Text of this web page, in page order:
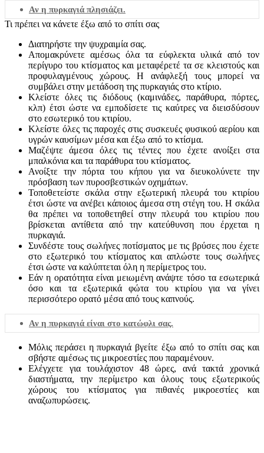
Αν η πυρκαγιά πλησιάζει.
Τι πρέπει να κάνετε έξω από το σπίτι σας
Διατηρήστε την ψυχραιμία σας.
Απομακρύνετε αμέσως όλα τα εύφλεκτα υλικά από τον
περίγυρο του κτίσματος και μεταφέρετέ τα σε κλειστούς και
προφυλαγμένους χώρους. Η ανάφλεξή τους μπορεί να
συμβάλει στην μετάδοση της πυρκαγιάς στο κτίριο.
Κλείστε όλες τις διόδους (καμινάδες, παράθυρα, πόρτες,
κλπ) έτσι ώστε να εμποδίσετε τις καύτρες να διεισδύσουν
στο εσωτερικό του κτιρίου.
Κλείστε όλες τις παροχές στις συσκευές φυσικού αερίου και
υγρών καυσίμων μέσα και έξω από το κτίσμα.
Μαζέψτε άμεσα όλες τις τέντες που έχετε ανοίξει στα
μπαλκόνια και τα παράθυρα του κτίσματος.
Ανοίξτε την πόρτα του κήπου για να διευκολύνετε την
πρόσβαση των πυροσβεστικών οχημάτων.
Τοποθετείστε σκάλα στην εξωτερική πλευρά του κτιρίου
έτσι ώστε να ανέβει κάποιος άμεσα στη στέγη του. Η σκάλα
θα πρέπει να τοποθετηθεί στην πλευρά του κτιρίου που
βρίσκεται αντίθετα από την κατεύθυνση που έρχεται η
πυρκαγιά.
Συνδέστε τους σωλήνες ποτίσματος με τις βρύσες που έχετε
στο εξωτερικό του κτίσματος και απλώστε τους σωλήνες
έτσι ώστε να καλύπτεται όλη η περίμετρος του.
Εάν η ορατότητα είναι μειωμένη ανάψτε τόσο τα εσωτερικά
όσο και τα εξωτερικά φώτα του κτιρίου για να γίνει
περισσότερο ορατό μέσα από τους καπνούς.
Αν η πυρκαγιά είναι στο κατώφλι σας.
Μόλις περάσει η πυρκαγιά βγείτε έξω από το σπίτι σας και
σβήστε αμέσως τις μικροεστίες που παραμένουν.
Ελέγχετε για τουλάχιστον 48 ώρες, ανά τακτά χρονικά
διαστήματα, την περίμετρο και όλους τους εξωτερικούς
χώρους του κτίσματος για πιθανές μικροεστίες και
αναζωπυρώσεις.